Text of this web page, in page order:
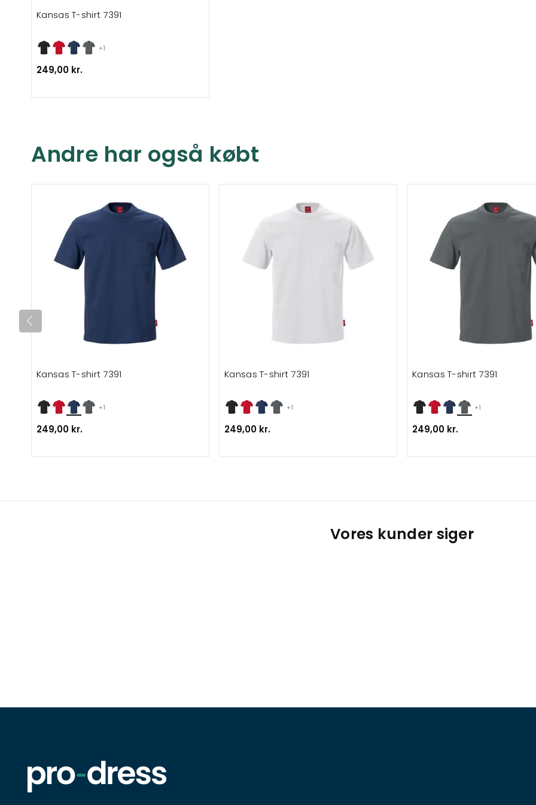
+1
Kansas T-shirt 7391
249,00 kr.
Andre har også købt
+1
Kansas T-shirt 7391
249,00 kr.
+1
Kansas T-shirt 7391
249,00 kr.
+1
Kansas T-shirt 7391
249,00 kr.
Vores kunder siger